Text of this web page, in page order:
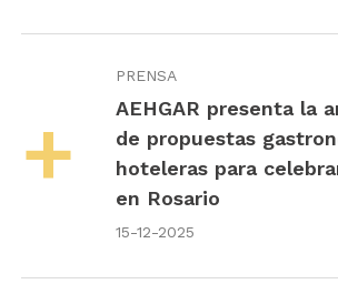
PRENSA
AEHGAR presenta la
de propuestas
hoteleras para
en Rosario
15-12-2025